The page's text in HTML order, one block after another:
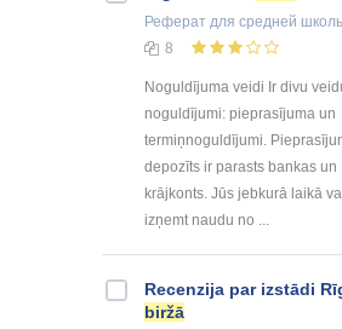
Реферат для средней
8
Noguldījuma veidi Ir divu
noguldījumi: pieprasījuma un
termiņnoguldījumi.
depozīts ir parasts bankas un
krājkonts. Jūs jebkurā laikā
izņemt naudu no ...
Recenzija par izstādi
biržā